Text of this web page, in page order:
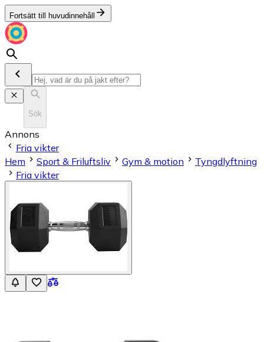
Fortsätt till huvudinnehåll
Sök
Annons
Fria vikter
Hem
Sport & Friluftsliv Gym & motion
Tyngdlyftning
Fria vikter